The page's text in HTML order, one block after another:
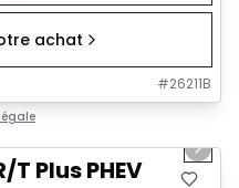
achat
#26211B
Next
Plus PHEV